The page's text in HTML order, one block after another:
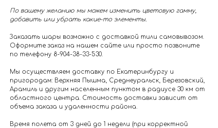
По вашему желанию мы можем изменить цветовую гамму,
добавить или убрать какие-то элементы.
Заказать шары возможно с доставкой тили самовывозом.
Оформите заказ на нашем сайте или просто позвоните
по телефону 8-904-38-33-530.
Мы осуществляем доставку по Екатеринбургу и
пригородам: Верхняя Пышма, Среднеуральск, Березовский,
Арамиль и другим населенным пунктом в радиусе 30 км от
областного центра. Стоимость доставки зависит от
объема заказа и удаленности района.
Время полета от 3 дней до 1 недели (при корректной